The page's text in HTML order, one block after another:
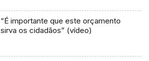
“É importante que este orçamento
sirva os cidadãos” (vídeo)